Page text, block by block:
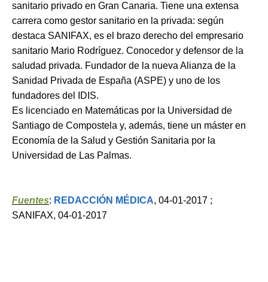
sanitario privado en Gran Canaria. Tiene una extensa
carrera como gestor sanitario en la privada: según
destaca SANIFAX, es el brazo derecho del empresario
sanitario Mario Rodríguez. Conocedor y defensor de la
saludad privada. Fundador de la nueva Alianza de la
Sanidad Privada de España (ASPE) y uno de los
fundadores del IDIS.
Es licenciado en Matemáticas por la Universidad de
Santiago de Compostela y, además, tiene un máster en
Economía de la Salud y Gestión Sanitaria por la
Universidad de Las Palmas.
Fuentes: REDACCIÓN MÉDICA, 04-01-2017 ;
SANIFAX, 04-01-2017